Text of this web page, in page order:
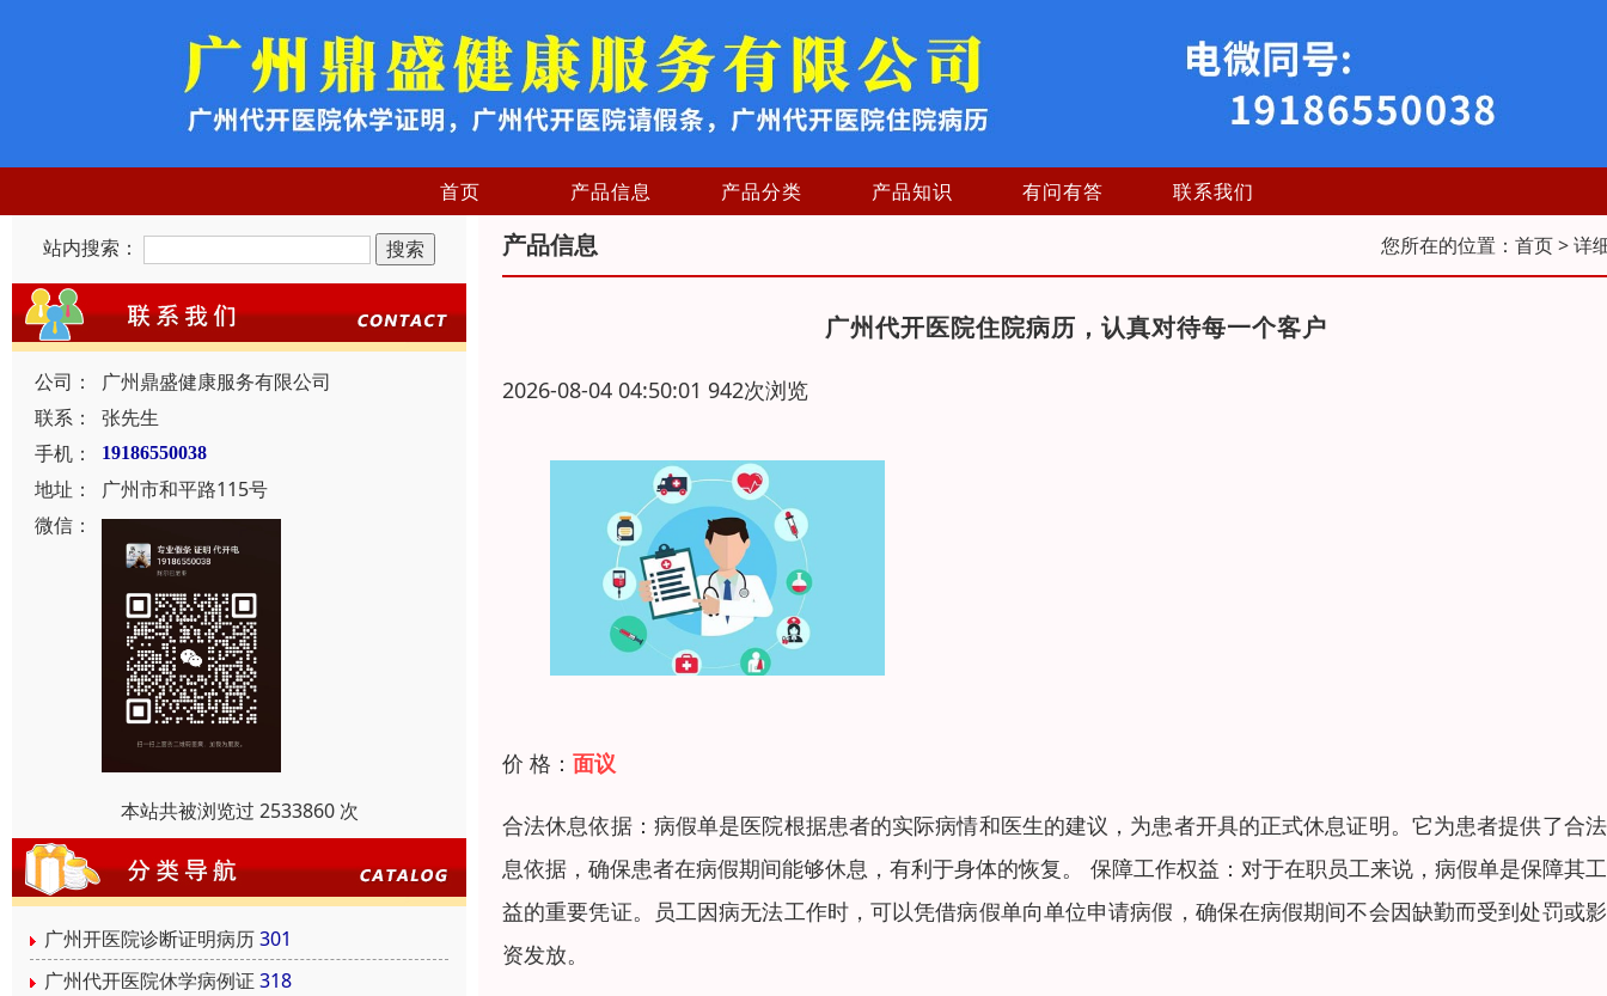
首页 产品信息 产品分类 产品知识 有问有答 联系我们
站内搜索：
公司：
广州鼎盛健康服务有限公司
联系：
张先生
手机：
19186550038
地址：
广州市和平路115号
微信：
本站共被浏览过 2533860 次
广州开医院诊断证明病历301
广州代开医院休学病例证 318
产品信息 您所在的位置： 首页> 详
广州代开医院住院病历，认真对待每一个客户
2026-08-04 04:50:01 942次浏览
价 格： 面议
合法休息依据：病假单是医院根据患者的实际病情和医生的建议，为患者开具的正式休息证明。它为患者提供了合
息依据，确保患者在病假期间能够休息，有利于身体的恢复。 保障工作权益：对于在职员工来说，病假单是保障其
益的重要凭证。员工因病无法工作时，可以凭借病假单向单位申请病假，确保在病假期间不会因缺勤而受到处罚或
资发放。